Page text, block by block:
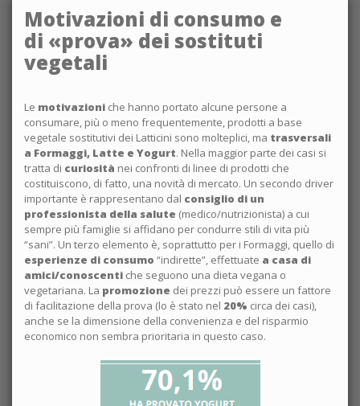
Motivazioni di consumo e
di «prova» dei sostituti
vegetali
Le motivazioni che hanno portato alcune persone a
consumare, più o meno frequentemente, prodotti a base
vegetale sostitutivi dei Latticini sono molteplici, ma trasversali
a Formaggi, Latte e Yogurt. Nella maggior parte dei casi si
tratta di curiosità nei confronti di linee di prodotti che
costituiscono, di fatto, una novità di mercato. Un secondo driver
importante è rappresentano dal consiglio di un
professionista della salute (medico/nutrizionista) a cui
sempre più famiglie si affidano per condurre stili di vita più
“sani”. Un terzo elemento è, soprattutto per i Formaggi, quello di
esperienze di consumo “indirette”, effettuate a casa di
amici/conoscenti che seguono una dieta vegana o
vegetariana. La promozione dei prezzi può essere un fattore
di facilitazione della prova (lo è stato nel 20% circa dei casi),
anche se la dimensione della convenienza e del risparmio
economico non sembra prioritaria in questo caso.